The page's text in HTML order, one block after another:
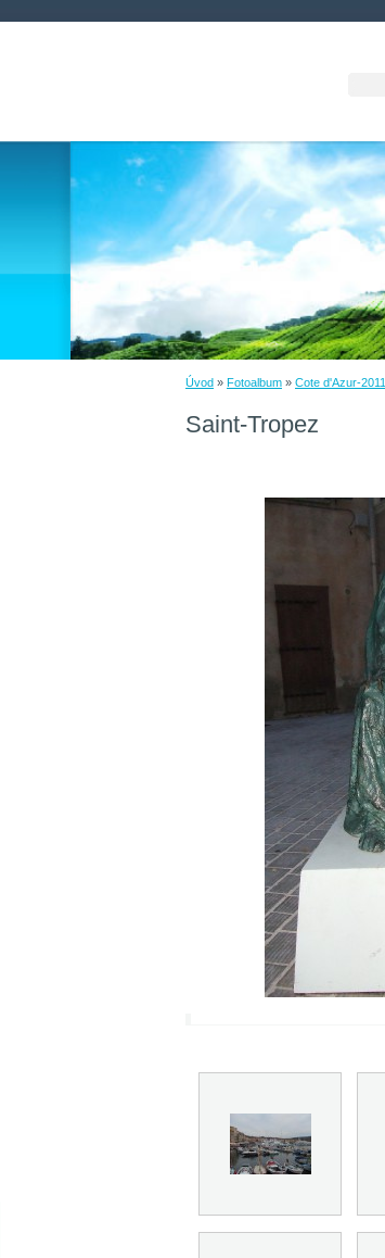
Úvod » Fotoalbum » Cote d'Azur-2011
Saint-Tropez